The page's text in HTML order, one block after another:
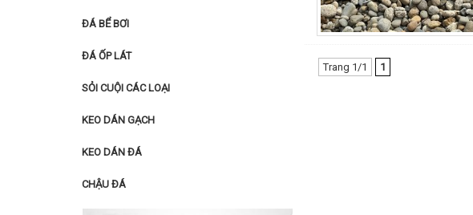
Trang 1/1 1
ĐÁ BỂ BƠI
ĐÁ ỐP LÁT
SỎI CUỘI CÁC LOẠI
KEO DÁN GẠCH
KEO DÁN ĐÁ
CHẬU ĐÁ